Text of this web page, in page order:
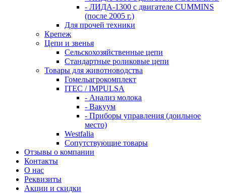
- ЛИДА-1300 с двигателе CUMMINS
(после 2005 г.)
Для прочей техники
Крепеж
Цепи и звенья
Сельскохозяйственные цепи
Стандартные роликовые цепи
Товары для животноводства
Гомельагрокомплект
ITEC / IMPULSA
- Анализ молока
- Вакуум
- Приборы управления (доильное
место)
Westfalia
Сопутствующие товары
Отзывы о компании
Контакты
О нас
Реквизиты
Акции и скидки